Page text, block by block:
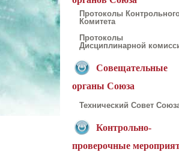
Протоколы
Комитета
Протоколы
Дисциплинарной
Совещательные
органы Союза
Технический Совет
Контрольно-
проверочные